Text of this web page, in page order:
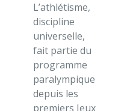
L’athlétisme,
discipline
universelle,
fait partie du
programme
paralympique
depuis les
premiers Jeux